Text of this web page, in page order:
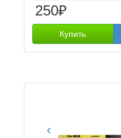
250₽
Купить
‹